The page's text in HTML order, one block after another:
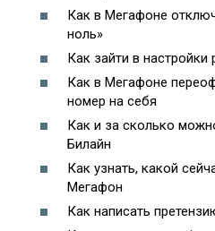
Как в Мегафоне
ноль»
Как зайти в настройки
Как в Мегафоне
номер на себя
Как и за сколько
Билайн
Как узнать, какой
Мегафон
Как написать